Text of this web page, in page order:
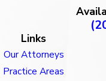
Links
Our Attorneys
Practice Areas